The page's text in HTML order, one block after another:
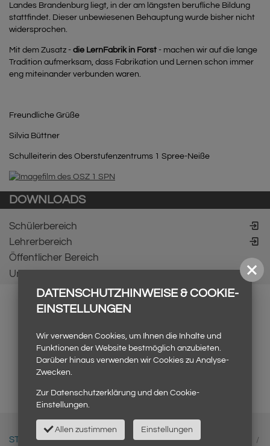
Landes Brandenburg liegt, in der am längsten berufliche Bildung
stattfindet. Dieser unbewiesenen Behauptung wurde bisher nicht
widersprochen.
Mit dem Zusatz - die LernFabrik in Forst - machen wir auf die lange
Tradition aufmerksam, dass Fabrikation und Lernen schon immer
eng miteinander verbunden waren.
Freundliche Grüße
Silvia Büttner
Schulleiterin des Oberstufenzentrums 1 Spree-Neiße
DOWNLOADS
Schülerbereich
Lehrerbereich
Öffentlicher Bereich
Unser Förderverein
START / INHALT / KONTAKT / IMPRESSUM /
DATENSCHUTZHINWEISE & COOKIE-
EINSTELLUNGEN
Wir verwenden Cookies, um Ihnen die Inhalte und
Funktionen der Website bestmöglich anzubieten.
Darüber hinaus verwenden wir Cookies zu Analyse-
Zwecken.
Zur Datenschutzerklärung und den Cookie-
Einstellungen.
Allen zustimmen Einstellungen